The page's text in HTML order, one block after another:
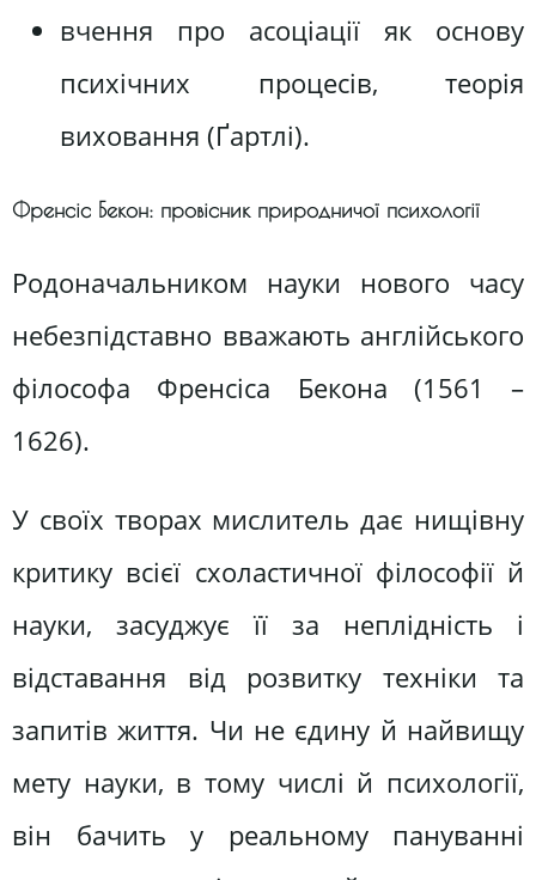
вчення про асоціації як основу
психічних процесів, теорія
виховання (Ґартлі).
Френсіс Бекон: провісник природничої психології
Родоначальником науки нового часу
небезпідставно вважають англійського
філософа Френсіса Бекона (1561 –
1626).
У своїх творах мислитель дає нищівну
критику всієї схоластичної філософії й
науки, засуджує її за неплідність і
відставання від розвитку техніки та
запитів життя. Чи не єдину й найвищу
мету науки, в тому числі й психології,
він бачить у реальному пануванні